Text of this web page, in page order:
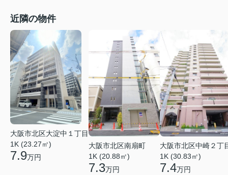
近隣の物件
大阪市北区大淀中１丁目
1K (23.27㎡)
7.9万円
大阪市北区南扇町
1K (20.88㎡)
7.3万円
大阪市北区中崎２丁
1K (30.83㎡)
7.4万円